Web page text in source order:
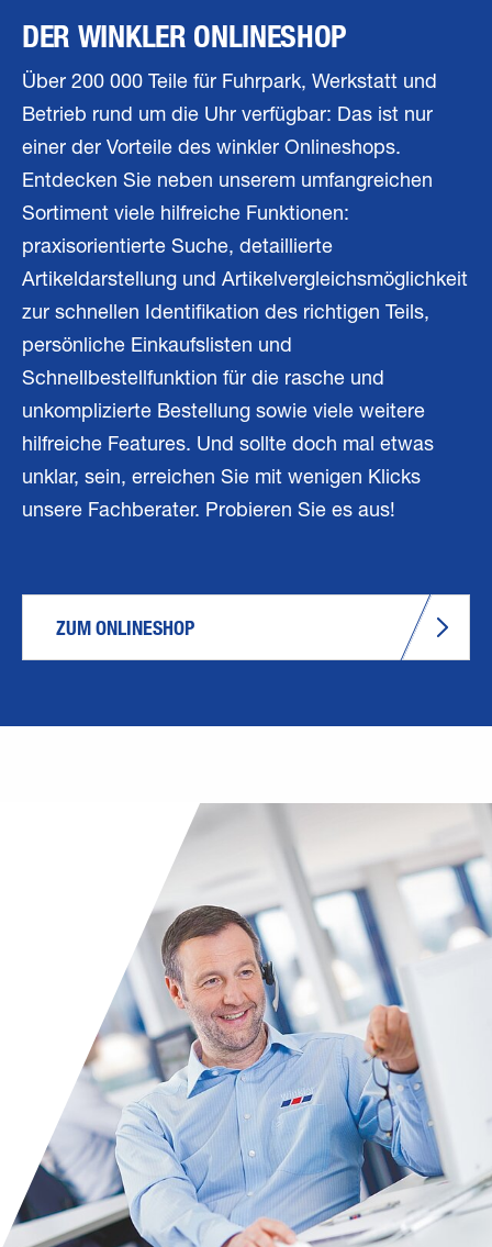
DER WINKLER ONLINESHOP
Über 200 000 Teile für Fuhrpark, Werkstatt und
Betrieb rund um die Uhr verfügbar: Das ist nur
einer der Vorteile des winkler Onlineshops.
Entdecken Sie neben unserem umfangreichen
Sortiment viele hilfreiche Funktionen:
praxisorientierte Suche, detaillierte
Artikeldarstellung und Artikelvergleichsmöglichkeit
zur schnellen Identifikation des richtigen Teils,
persönliche Einkaufslisten und
Schnellbestellfunktion für die rasche und
unkomplizierte Bestellung sowie viele weitere
hilfreiche Features. Und sollte doch mal etwas
unklar, sein, erreichen Sie mit wenigen Klicks
unsere Fachberater. Probieren Sie es aus!
ZUM ONLINESHOP